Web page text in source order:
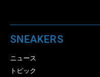
SNEAKERS
ニュース
トピック